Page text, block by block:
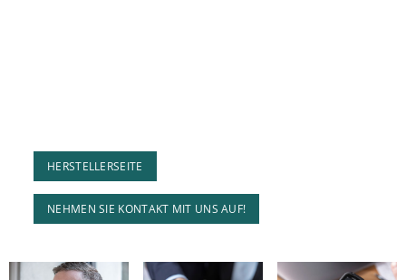
HERSTELLERSEITE
NEHMEN SIE KONTAKT MIT UNS AUF!